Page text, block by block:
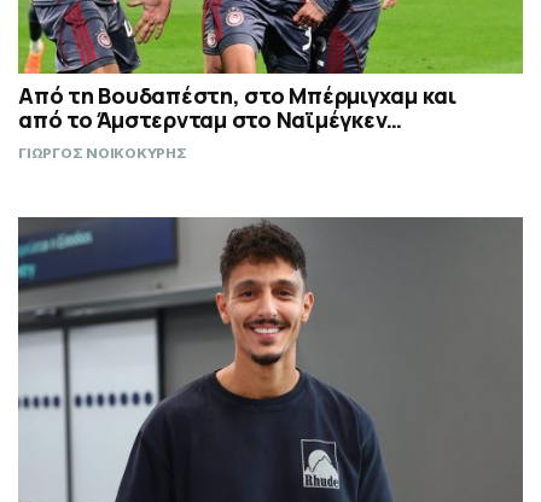
Από τη Βουδαπέστη, στο Μπέρμιγχαμ και
από το Άμστερνταμ στο Ναϊμέγκεν…
ΓΙΩΡΓΟΣ ΝΟΙΚΟΚΥΡΗΣ